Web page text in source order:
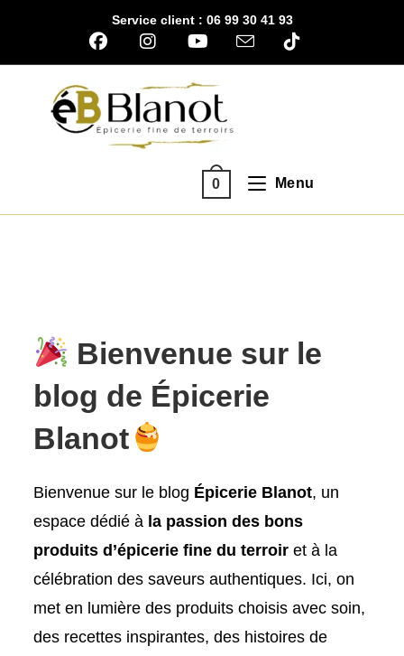
Service client : 06 99 30 41 93
0 Menu
Bienvenue sur le
blog de Épicerie
Blanot
Bienvenue sur le blog Épicerie Blanot, un
espace dédié à la passion des bons
produits d’épicerie fine du terroir et à la
célébration des saveurs authentiques. Ici, on
met en lumière des produits choisis avec soin,
des recettes inspirantes, des histoires de